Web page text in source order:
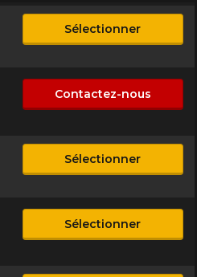
Sélectionner
Contactez-nous
Sélectionner
Sélectionner